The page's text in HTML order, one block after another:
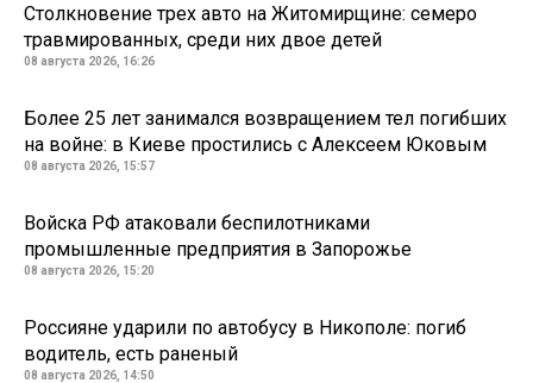
Столкновение трех авто на Житомирщине: семеро
травмированных, среди них двое детей
08 августа 2026, 16:26
Более 25 лет занимался возвращением тел погибших
на войне: в Киеве простились с Алексеем Юковым
08 августа 2026, 15:57
Войска РФ атаковали беспилотниками
промышленные предприятия в Запорожье
08 августа 2026, 15:20
Россияне ударили по автобусу в Никополе: погиб
водитель, есть раненый
08 августа 2026, 14:50